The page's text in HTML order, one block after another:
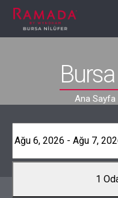
Restaurant
Maya Brasserie
Toplantı Salonları
Ana Sayfa
1